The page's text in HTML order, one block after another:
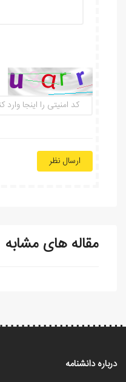
ارسال نظر
مقاله های مشابه
درباره دانشنامه